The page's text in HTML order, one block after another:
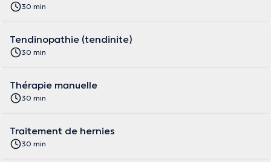
30 min
Tendinopathie (tendinite)
30 min
Thérapie manuelle
30 min
Traitement de hernies
30 min